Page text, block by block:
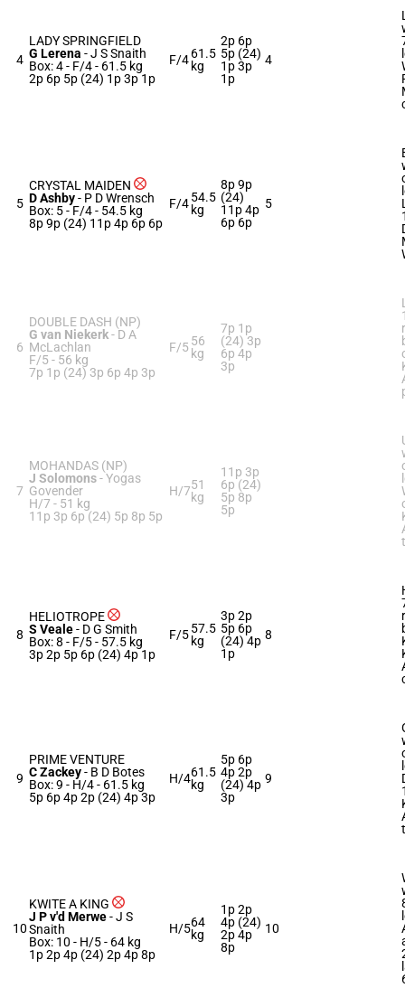
4
LADY SPRINGFIELD
G Lerena -J S Snaith
Box: 4 - F/4 - 61.5 kg
2p 6p 5p (24) 1p 3p 1p
F/461.5
kg
2p 6p
5p (24)
1p 3p
1p
4
5
CRYSTAL MAIDEN
D Ashby- P D Wrensch
Box: 5 - F/4 - 54.5 kg
8p 9p (24) 11p 4p 6p 6p
F/454.5
kg
8p 9p
(24)
11p 4p
6p 6p
5
6
DOUBLE DASH (NP)
G van Niekerk- D A
McLachlan
F/5 - 56 kg
7p 1p (24) 3p 6p 4p 3p
F/5 56
kg
7p 1p
(24) 3p
6p 4p
3p
7
MOHANDAS (NP)
J Solomons-Yogas
Govender
H/7 - 51 kg
11p 3p 6p (24) 5p 8p 5p
H/751
kg
11p 3p
6p (24)
5p 8p
5p
8
HELIOTROPE
S Veale- D G Smith
Box: 8 - F/5 - 57.5 kg
3p 2p 5p 6p (24) 4p 1p
F/557.5
kg
3p 2p
5p 6p
(24) 4p
1p
8
9
PRIME VENTURE
C Zackey- B D Botes
Box: 9 - H/4 - 61.5 kg
5p 6p 4p 2p (24) 4p 3p
H/461.5
kg
5p 6p
4p 2p
(24) 4p
3p
9
10
KWITE A KING
J P v'd Merwe-J S
Snaith
Box: 10 - H/5 - 64 kg
1p 2p 4p (24) 2p 4p 8p
H/564
kg
1p 2p
4p (24)
2p 4p
8p
10